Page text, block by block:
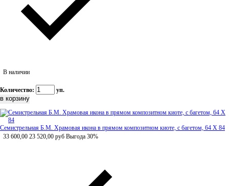
В наличии
Количество: уп.
Семистрельная Б.М. Храмовая икона в прямом композитном киоте, с багетом, 64 Х 84
33 600,00 23 520,00 руб Выгода 30%